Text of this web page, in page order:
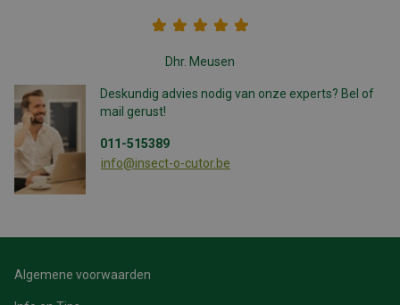
Dhr. Meusen
Deskundig advies nodig van onze experts? Bel of
mail gerust!
011-515389
info@insect-o-cutor.be
Algemene voorwaarden
Naam